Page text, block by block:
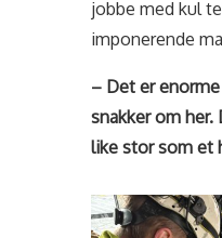
jobbe med kul
imponerende
– Det er
snakker om her.
like stor som et